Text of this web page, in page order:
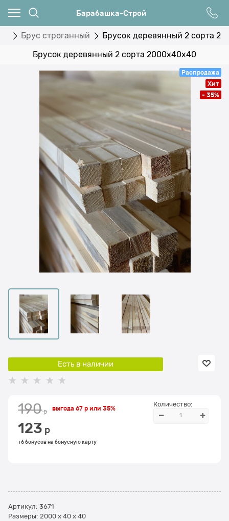
Барабашка-Строй
Брус строганный Брусок деревянный 2 сорта
Брусок деревянный 2 сорта 2000x40х40
Распродажа
Хит
- 35%
Есть в наличии
190 р
123 р
выгода 67 рили 35%
+6 бонусов на бонусную карту
Количество:
Артикул: 3671
Размеры: 2000 x 40 x 40